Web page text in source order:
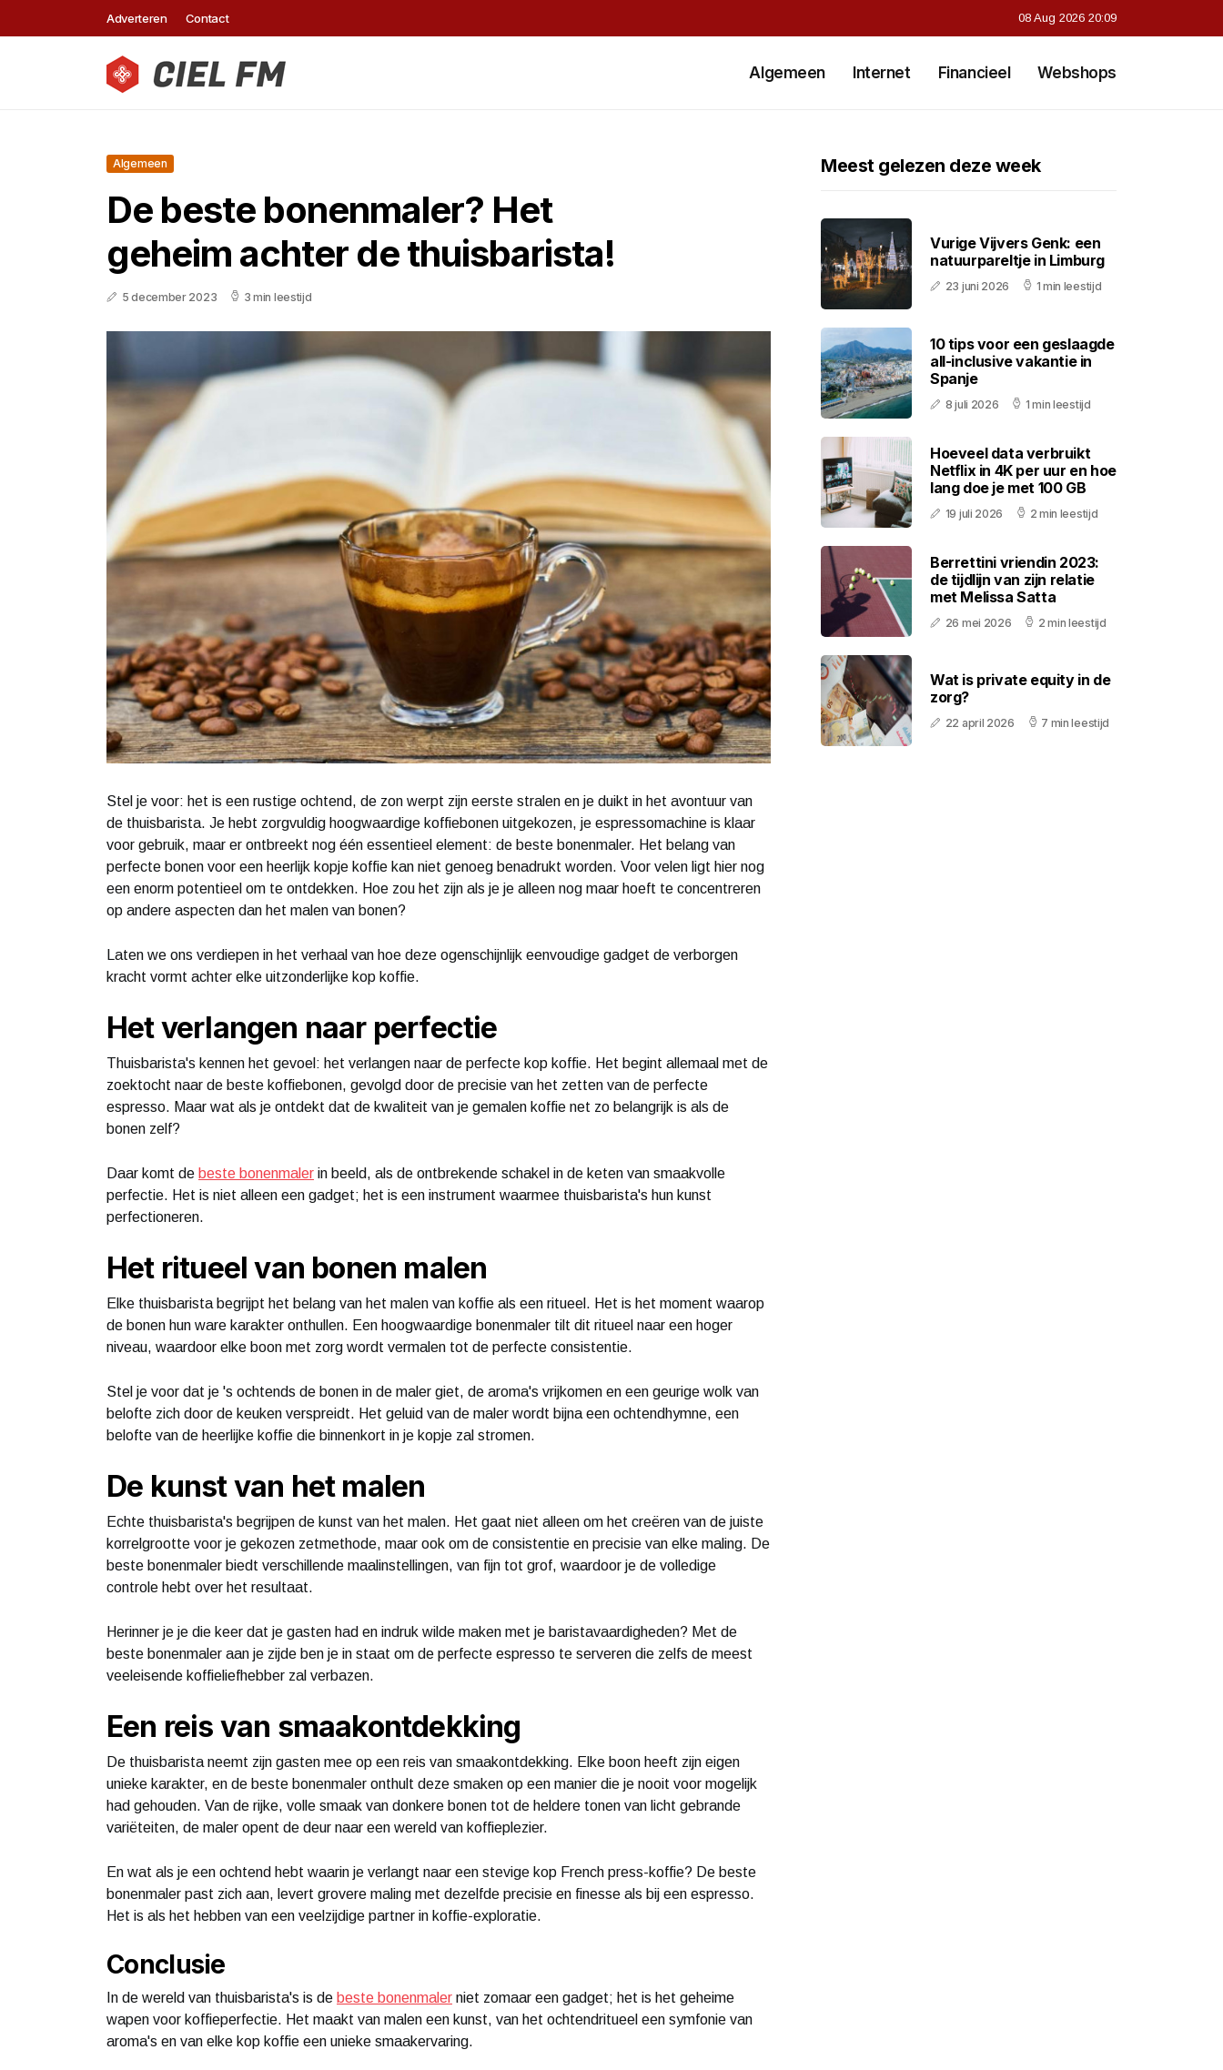
Adverteren Contact 08 Aug 2026 20:09
Algemeen Internet Financieel Webshops
Algemeen
De beste bonenmaler? Het
geheim achter de thuisbarista!
5 december 2023 3 min leestijd
Stel je voor: het is een rustige ochtend, de zon werpt zijn eerste stralen en je duikt in het avontuur van
de thuisbarista. Je hebt zorgvuldig hoogwaardige koffiebonen uitgekozen, je espressomachine is klaar
voor gebruik, maar er ontbreekt nog één essentieel element: de beste bonenmaler. Het belang van
perfecte bonen voor een heerlijk kopje koffie kan niet genoeg benadrukt worden. Voor velen ligt hier nog
een enorm potentieel om te ontdekken. Hoe zou het zijn als je je alleen nog maar hoeft te concentreren
op andere aspecten dan het malen van bonen?
Laten we ons verdiepen in het verhaal van hoe deze ogenschijnlijk eenvoudige gadget de verborgen
kracht vormt achter elke uitzonderlijke kop koffie.
Het verlangen naar perfectie
Thuisbarista's kennen het gevoel: het verlangen naar de perfecte kop koffie. Het begint allemaal met de
zoektocht naar de beste koffiebonen, gevolgd door de precisie van het zetten van de perfecte
espresso. Maar wat als je ontdekt dat de kwaliteit van je gemalen koffie net zo belangrijk is als de
bonen zelf?
Daar komt de beste bonenmaler in beeld, als de ontbrekende schakel in de keten van smaakvolle
perfectie. Het is niet alleen een gadget; het is een instrument waarmee thuisbarista's hun kunst
perfectioneren.
Het ritueel van bonen malen
Elke thuisbarista begrijpt het belang van het malen van koffie als een ritueel. Het is het moment waarop
de bonen hun ware karakter onthullen. Een hoogwaardige bonenmaler tilt dit ritueel naar een hoger
niveau, waardoor elke boon met zorg wordt vermalen tot de perfecte consistentie.
Stel je voor dat je 's ochtends de bonen in de maler giet, de aroma's vrijkomen en een geurige wolk van
belofte zich door de keuken verspreidt. Het geluid van de maler wordt bijna een ochtendhymne, een
belofte van de heerlijke koffie die binnenkort in je kopje zal stromen.
De kunst van het malen
Echte thuisbarista's begrijpen de kunst van het malen. Het gaat niet alleen om het creëren van de juiste
korrelgrootte voor je gekozen zetmethode, maar ook om de consistentie en precisie van elke maling. De
beste bonenmaler biedt verschillende maalinstellingen, van fijn tot grof, waardoor je de volledige
controle hebt over het resultaat.
Herinner je je die keer dat je gasten had en indruk wilde maken met je baristavaardigheden? Met de
beste bonenmaler aan je zijde ben je in staat om de perfecte espresso te serveren die zelfs de meest
veeleisende koffieliefhebber zal verbazen.
Een reis van smaakontdekking
De thuisbarista neemt zijn gasten mee op een reis van smaakontdekking. Elke boon heeft zijn eigen
unieke karakter, en de beste bonenmaler onthult deze smaken op een manier die je nooit voor mogelijk
had gehouden. Van de rijke, volle smaak van donkere bonen tot de heldere tonen van licht gebrande
variëteiten, de maler opent de deur naar een wereld van koffieplezier.
En wat als je een ochtend hebt waarin je verlangt naar een stevige kop French press-koffie? De beste
bonenmaler past zich aan, levert grovere maling met dezelfde precisie en finesse als bij een espresso.
Het is als het hebben van een veelzijdige partner in koffie-exploratie.
Conclusie
In de wereld van thuisbarista's is de beste bonenmaler niet zomaar een gadget; het is het geheime
wapen voor koffieperfectie. Het maakt van malen een kunst, van het ochtendritueel een symfonie van
aroma's en van elke kop koffie een unieke smaakervaring.
Meest gelezen deze week
Vurige Vijvers Genk: een
natuurpareltje in Limburg
23 juni 2026 1 min leestijd
10 tips voor een geslaagde
all-inclusive vakantie in
Spanje
8 juli 2026 1 min leestijd
Hoeveel data verbruikt
Netflix in 4K per uur en hoe
lang doe je met 100 GB
19 juli 2026 2 min leestijd
Berrettini vriendin 2023:
de tijdlijn van zijn relatie
met Melissa Satta
26 mei 2026 2 min leestijd
Wat is private equity in de
zorg?
22 april 2026 7 min leestijd